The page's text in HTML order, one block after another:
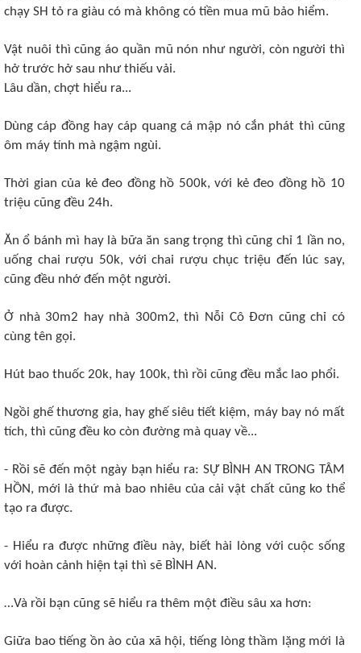
chạy SH tỏ ra giàu có mà không có tiền mua mũ bảo hiểm.
Vật nuôi thì cũng áo quần mũ nón như người, còn người thì
hở trước hở sau như thiếu vải.
Lâu dần, chợt hiểu ra...
Dùng cáp đồng hay cáp quang cá mập nó cắn phát thì cũng
ôm máy tính mà ngậm ngùi.
Thời gian của kẻ đeo đồng hồ 500k, với kẻ đeo đồng hồ 10
triệu cũng đều 24h.
Ăn ổ bánh mì hay là bữa ăn sang trọng thì cũng chỉ 1 lần no,
uống chai rượu 50k, với chai rượu chục triệu đến lúc say,
cũng đều nhớ đến một người.
Ở nhà 30m2 hay nhà 300m2, thì Nỗi Cô Đơn cũng chỉ có
cùng tên gọi.
Hút bao thuốc 20k, hay 100k, thì rồi cũng đều mắc lao phổi.
Ngồi ghế thương gia, hay ghế siêu tiết kiệm, máy bay nó mất
tích, thì cũng đều ko còn đường mà quay về...
- Rồi sẽ đến một ngày bạn hiểu ra: SỰ BÌNH AN TRONG TÂM
HỒN, mới là thứ mà bao nhiêu của cải vật chất cũng ko thể
tạo ra được.
- Hiểu ra được những điều này, biết hài lòng với cuộc sống
với hoàn cảnh hiện tại thì sẽ BÌNH AN.
…Và rồi bạn cũng sẽ hiểu ra thêm một điều sâu xa hơn:
Giữa bao tiếng ồn ào của xã hội, tiếng lòng thầm lặng mới là